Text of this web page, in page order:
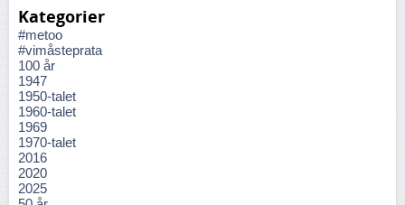
Kategorier
#metoo
#vimåsteprata
100 år
1947
1950-talet
1960-talet
1969
1970-talet
2016
2020
2025